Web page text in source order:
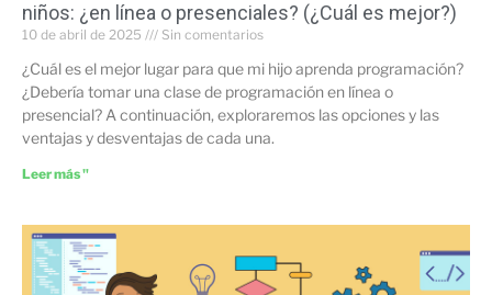
niños: ¿en línea o presenciales? (¿Cuál es mejor?)
10 de abril de 2025 Sin comentarios
¿Cuál es el mejor lugar para que mi hijo aprenda programación?
¿Debería tomar una clase de programación en línea o
presencial? A continuación, exploraremos las opciones y las
ventajas y desventajas de cada una.
Leer más "